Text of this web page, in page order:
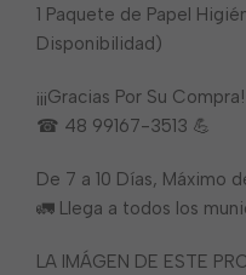
1 Paquete de Papel
Disponibilidad)
¡¡¡Gracias Por Su
☎ 48 99167-3513 💪
De 7 a 10 Días, Máximo
🚛 Llega a todos los
LA IMÁGEN DE ESTE